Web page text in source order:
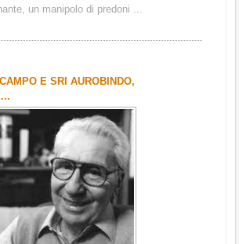
un manipolo di predoni ...
E SRI AUROBINDO,